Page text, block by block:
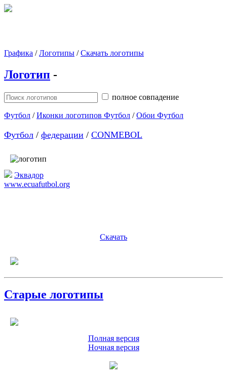
Графика /Логотипы /Скачать логотипы
Логотип -
полное совпадение
Футбол /Иконки логотипов Футбол /Обои Футбол
Футбол / федерации / CONMEBOL
Эквадор
www.ecuafutbol.org
Скачать
Старые логотипы
Полная версия
Ночная версия